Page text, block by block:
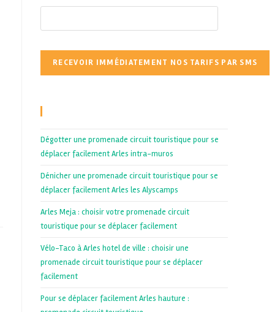
Dégotter une promenade circuit touristique pour se
déplacer facilement Arles intra-muros
Dénicher une promenade circuit touristique pour se
déplacer facilement Arles les Alyscamps
Arles Meja : choisir votre promenade circuit
touristique pour se déplacer facilement
Vélo-Taco à Arles hotel de ville : choisir une
promenade circuit touristique pour se déplacer
facilement
Pour se déplacer facilement Arles hauture :